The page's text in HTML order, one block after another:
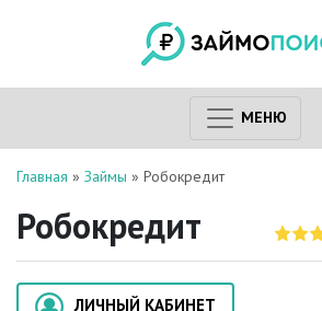
МЕНЮ
Главная » Займы » Робокредит
Робокредит
ЛИЧНЫЙ КАБИНЕТ